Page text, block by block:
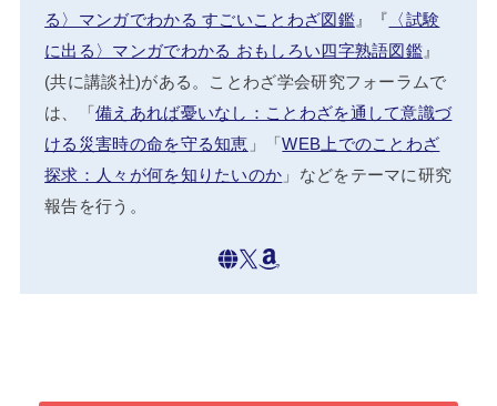
る〉マンガでわかる すごいことわざ図鑑』『 〈試験
に出る〉マンガでわかる おもしろい四字熟語図鑑』
(共に講談社)がある。ことわざ学会研究フォーラムで
は、「備えあれば憂いなし：ことわざを通して意識づ
ける災害時の命を守る知恵 」「WEB上でのことわざ
探求：人々が何を知りたいのか 」などをテーマに研究
報告を行う。